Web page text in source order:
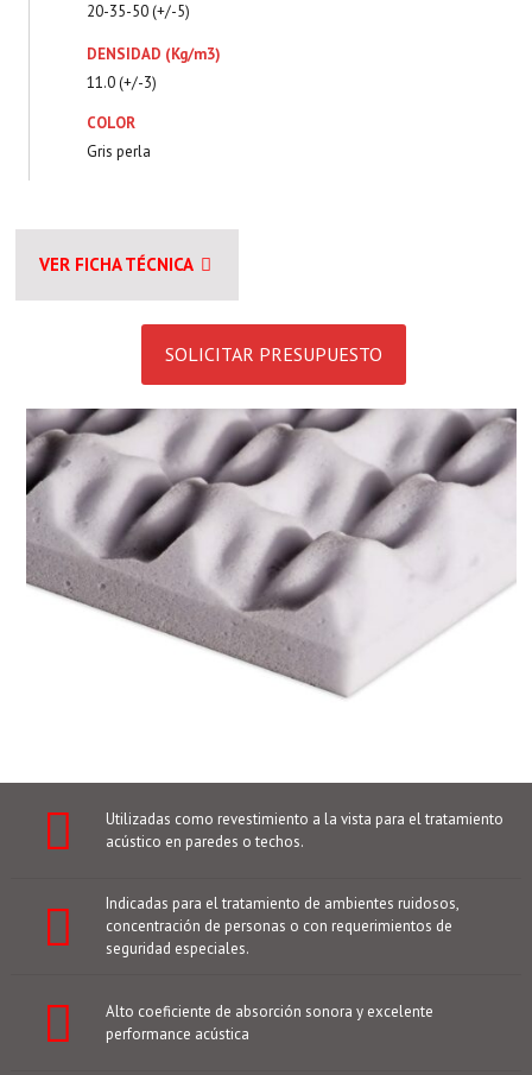
20-35-50 (+/-5)
DENSIDAD (Kg/m3)
11.0 (+/-3)
COLOR
Gris perla
VER FICHA TÉCNICA
SOLICITAR PRESUPUESTO
Utilizadas como revestimiento a la vista para el tratamiento
acústico en paredes o techos.
Indicadas para el tratamiento de ambientes ruidosos,
concentración de personas o con requerimientos de
seguridad especiales.
Alto coeficiente de absorción sonora y excelente
performance acústica